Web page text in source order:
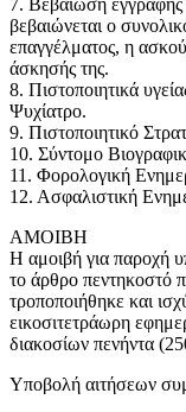
βεβαιώνεται ο
επαγγέλματος, η
άσκησής της.
8. Πιστοποιητικά
Ψυχίατρο.
9. Πιστοποιητικό
10. Σύντομο
11. Φορολογική
12. Ασφαλιστική
ΑΜΟΙΒΗ
Η αμοιβή για παροχή
το άρθρο πεντηκοστό
τροποποιήθηκε και
εικοσιτετράωρη
διακοσίων πενήντα
Υποβολή αιτήσεων